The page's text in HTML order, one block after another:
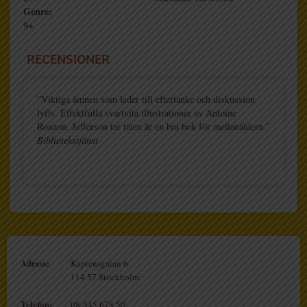
Genre:
9+
RECENSIONER
”Viktiga ämnen som leder till eftertanke och diskussion
lyfts. Effektfulla svartvita illustrationer av Antoine
Ronzon. Jefferson tar täten är en bra bok för mellanåldern.”
Bibliotekstjänst
Adress:
Kaptensgatan 6
114 57 Stockholm
Telefon: 08-545 678 50